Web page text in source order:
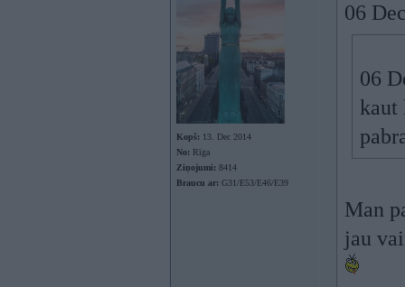
Kopš: 13. Dec 2014
No: Rīga
Ziņojumi: 8414
Braucu ar: G31/E53/E46/E39
06
06
kaut
Man
jau